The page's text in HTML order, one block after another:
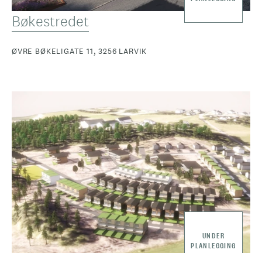
Bøkestredet
ØVRE BØKELIGATE 11, 3256 LARVIK
UNDER
PLANLEGGING